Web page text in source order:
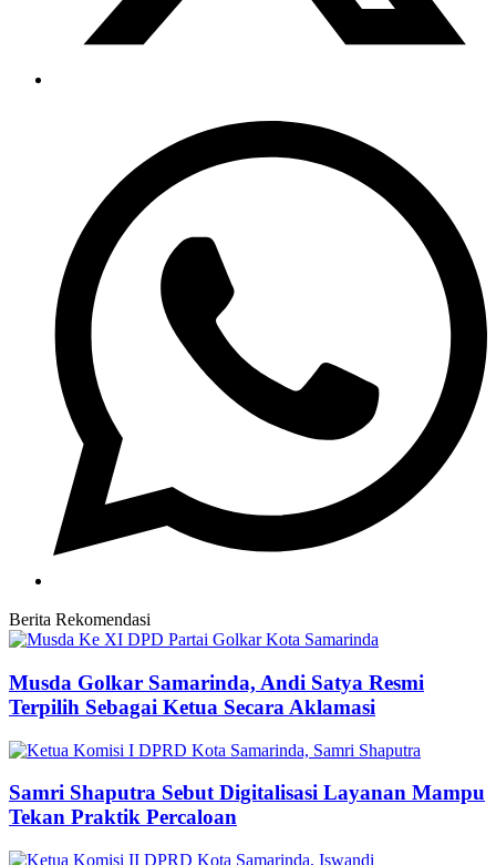
Berita Rekomendasi
Musda Golkar Samarinda, Andi Satya Resmi
Terpilih Sebagai Ketua Secara Aklamasi
Samri Shaputra Sebut Digitalisasi Layanan Mampu
Tekan Praktik Percaloan